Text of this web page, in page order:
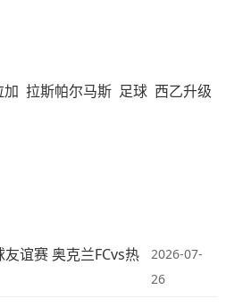
加 拉斯帕尔马斯 足球 西乙升级
谊赛 奥克兰FCvs热
2026-07-
26